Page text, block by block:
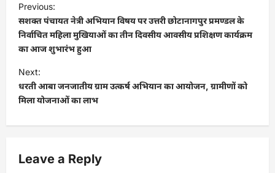
o
s
t
n
a
g
Previous:
सशक्त पंचायत नेत्री अभियान विषय पर उत्तरी छोटानागपुर प्रमण्डल के
निर्वाचित महिला मुखियाओं का तीन दिवसीय आवसीय प्रशिक्षण कार्यक्रम
का आज शुभारंभ हुआ
Next:
धरती आबा जनजातीय ग्राम उत्कर्ष अभियान का आयोजन, ग्रामीणों को
मिला योजनाओं का लाभ
Leave a Reply